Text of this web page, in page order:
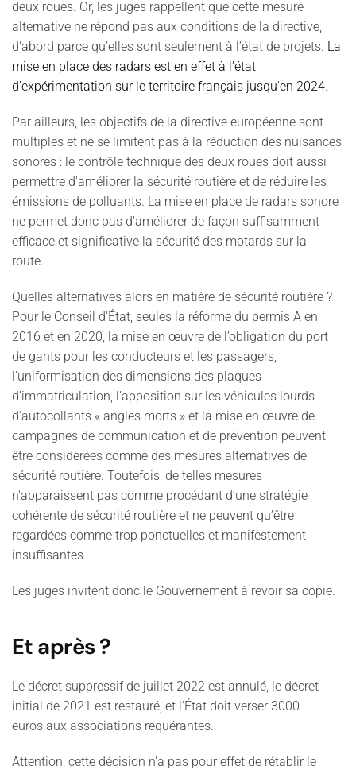
deux roues. Or, les juges rappellent que cette mesure
alternative ne répond pas aux conditions de la directive,
d'abord parce qu’elles sont seulement à l’état de projets. La
mise en place des radars est en effet à l'état
d'expérimentation sur le territoire français jusqu'en 2024.
Par ailleurs, les objectifs de la directive européenne sont
multiples et ne se limitent pas à la réduction des nuisances
sonores : le contrôle technique des deux roues doit aussi
permettre d'améliorer la sécurité routière et de réduire les
émissions de polluants. La mise en place de radars sonore
ne permet donc pas d’améliorer de façon suffisamment
efficace et significative la sécurité des motards sur la
route.
Quelles alternatives alors en matière de sécurité routière ?
Pour le Conseil d'État, seules la réforme du permis A en
2016 et en 2020, la mise en œuvre de l’obligation du port
de gants pour les conducteurs et les passagers,
l’uniformisation des dimensions des plaques
d’immatriculation, l’apposition sur les véhicules lourds
d’autocollants « angles morts » et la mise en œuvre de
campagnes de communication et de prévention peuvent
être considerées comme des mesures alternatives de
sécurité routière. Toutefois, de telles mesures
n'apparaissent pas comme procédant d’une stratégie
cohérente de sécurité routière et ne peuvent qu’être
regardées comme trop ponctuelles et manifestement
insuffisantes.
Les juges invitent donc le Gouvernement à revoir sa copie.
Et après ?
Le décret suppressif de juillet 2022 est annulé, le décret
initial de 2021 est restauré, et l’État doit verser 3000
euros aux associations requérantes.
Attention, cette décision n'a pas pour effet de rétablir le